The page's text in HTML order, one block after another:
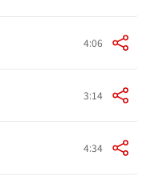
4:06
3:14
4:34